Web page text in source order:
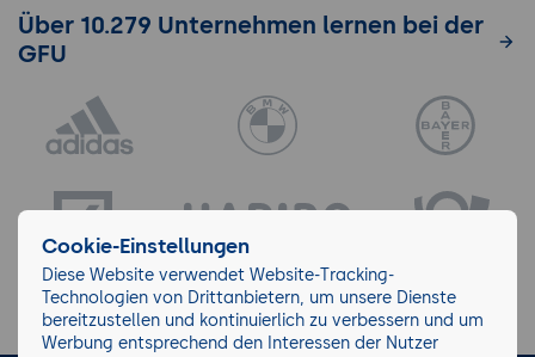
Über 10.279 Unternehmen lernen bei der
GFU
Cookie-Einstellungen
Diese Website verwendet Website-Tracking-
Technologien von Drittanbietern, um unsere Dienste
bereitzustellen und kontinuierlich zu verbessern und um
Werbung entsprechend den Interessen der Nutzer